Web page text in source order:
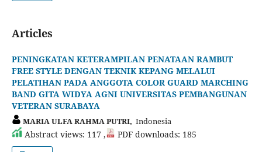
Articles
PENINGKATAN KETERAMPILAN PENATAAN RAMBUT
FREE STYLE DENGAN TEKNIK KEPANG MELALUI
PELATIHAN PADA ANGGOTA COLOR GUARD MARCHING
BAND GITA WIDYA AGNI UNIVERSITAS PEMBANGUNAN
VETERAN SURABAYA
MARIA ULFA RAHMA PUTRI, Indonesia
Abstract views: 117 , PDF downloads: 185